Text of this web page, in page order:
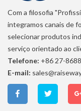
Com a filosofia
integramos canais de
selecionar produtos
serviço orientado ao
Telefone: +86 27-
E-mail: